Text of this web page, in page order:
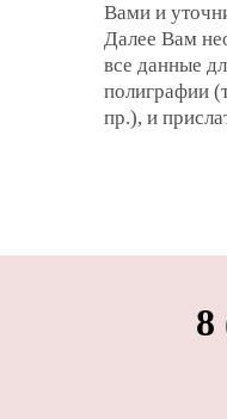
Вами и
Далее Вам
все данные
полиграфии
пр.), и
8